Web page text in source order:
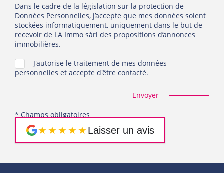
Dans le cadre de la législation sur la protection de
Données Personnelles, j’accepte que mes données soient
stockées informatiquement, uniquement dans le but de
recevoir de LA Immo sàrl des propositions d’annonces
immobilières.
J'autorise le traitement de mes données
personnelles et accepte d'être contacté.
Envoyer
* Champs obligatoires
★★★★★Laisser un avis